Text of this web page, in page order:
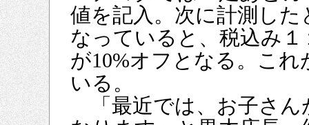
値を記入。次に計測し
なっていると、税込み
が10%オフとなる。こ
いる。
「最近では、お子さん